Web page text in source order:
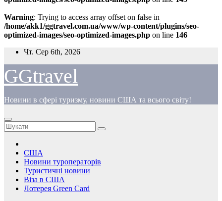
Warning: Trying to access array offset on false in
/home/akk1/ggtravel.com.ua/www/wp-content/plugins/seo-
optimized-images/seo-optimized-images.php on line 146
Перейти
вмісту
Чт. Сер 6th, 2026
GGtravel
Новини в сфері туризму, новини США та всього світу!
США
Новини туроператорів
Туристичні новини
Віза в США
Лотерея Green Card